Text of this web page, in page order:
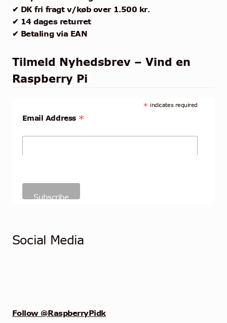
✔ DK fri fragt v/køb over 1.500 kr.
✔ 14 dages returret
✔ Betaling via EAN
Tilmeld Nyhedsbrev – Vind en
Raspberry Pi
* indicates required
Email Address *
Social Media
Follow @RaspberryPidk